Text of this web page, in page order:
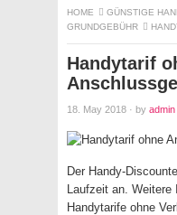
HOME
GÜNSTIGE
GRUNDGEBÜHR
Handytarif
18. May 2018 · by admin
Der Handy-
Laufzeit an.
Handytarife ohne